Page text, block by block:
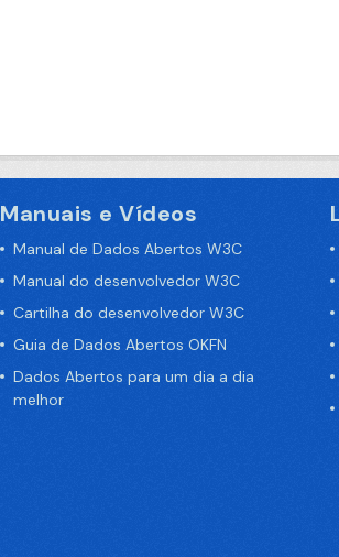
Manuais e Vídeos
Manual de Dados Abertos W3C
Manual do desenvolvedor W3C
Cartilha do desenvolvedor W3C
Guia de Dados Abertos OKFN
Dados Abertos para um dia a dia
melhor